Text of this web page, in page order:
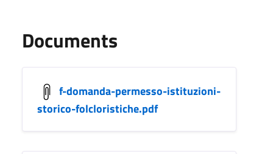
Documents
f-domanda-permesso-istituzioni-
storico-folcloristiche.pdf